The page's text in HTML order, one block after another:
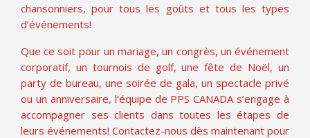
chansonniers, pour tous les goûts et tous les types
d’événements!
Que ce soit pour un mariage, un congrès, un événement
corporatif, un tournois de golf, une fête de Noël, un
party de bureau, une soirée de gala, un spectacle privé
ou un anniversaire, l’équipe de PPS CANADA s’engage à
accompagner ses clients dans toutes les étapes de
leurs événements! Contactez-nous dès maintenant pour